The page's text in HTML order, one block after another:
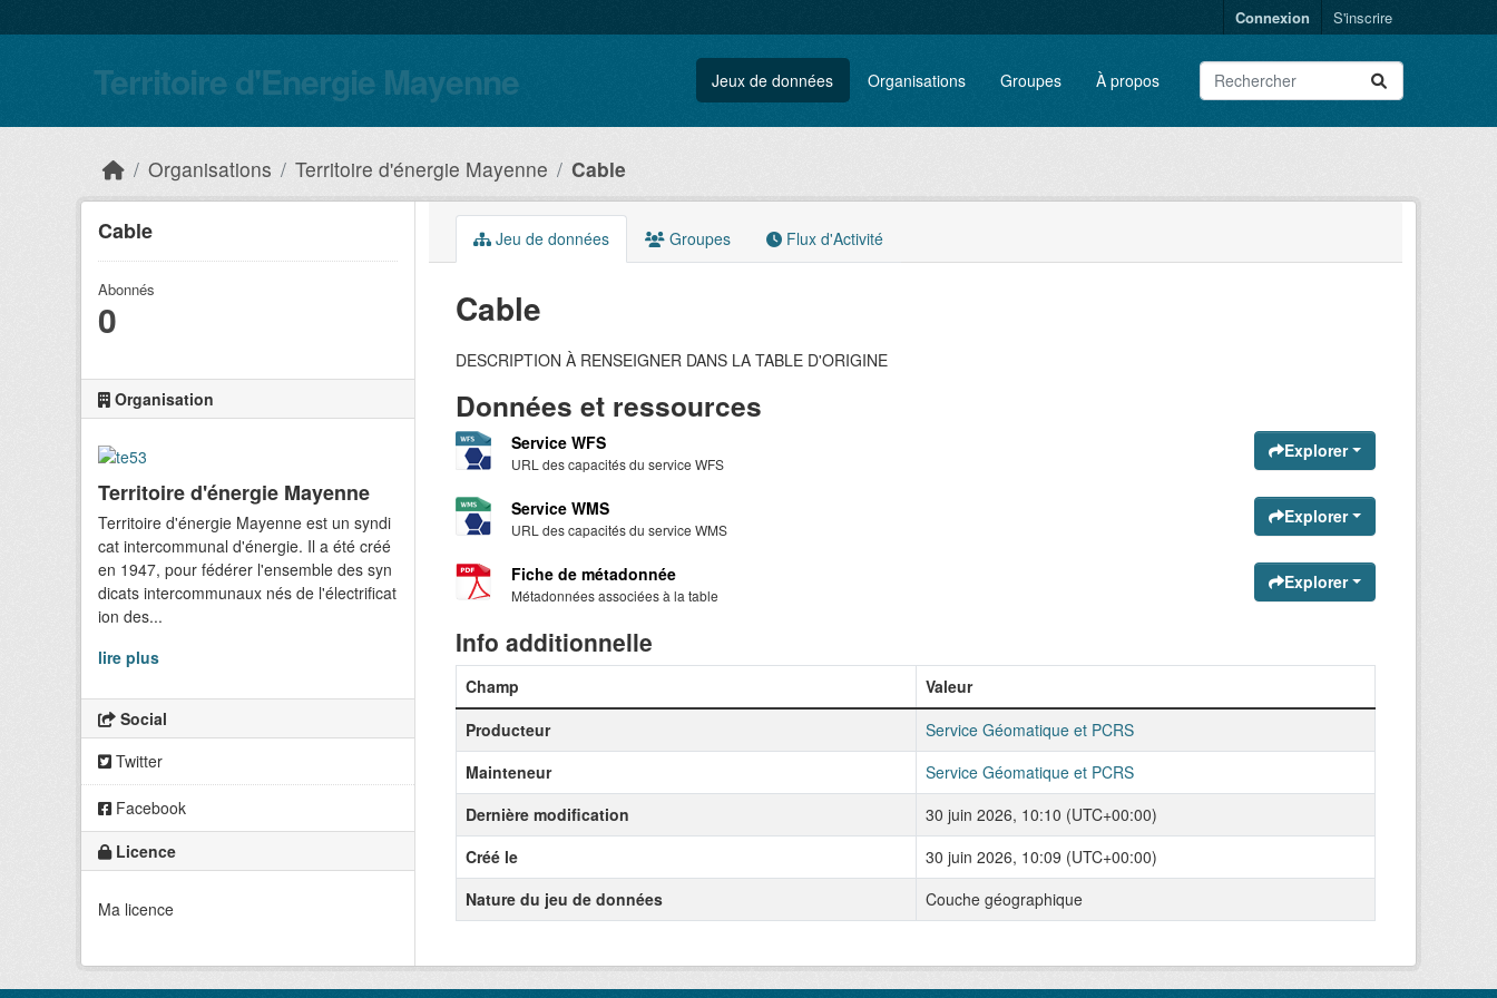
Connexion S'inscrire
Territoire d'Energie Mayenne Jeux de données Organisations Groupes À propos
Organisations Territoire d'énergie Mayenne Cable
Cable
Abonnés
0
Organisation
Territoire d'énergie Mayenne
Territoire d'énergie Mayenne est un syndi
cat intercommunal d'énergie. Il a été créé
en 1947, pour fédérer l'ensemble des syn
dicats intercommunaux nés de l'électrificat
ion des...
lire plus
Social
Twitter
Facebook
Licence
Ma licence
Jeu de données Groupes Flux d'Activité
Cable
DESCRIPTION À RENSEIGNER DANS LA TABLE D'ORIGINE
Données et ressources
Service WFS
URL des capacités du service WFS
Explorer
Service WMS
URL des capacités du service WMS
Explorer
Fiche de métadonnée
Métadonnées associées à la table
Explorer
Info additionnelle
Champ
Valeur
Producteur
Service Géomatique et PCRS
Mainteneur
Service Géomatique et PCRS
Dernière modification
30 juin 2026, 10:10 (UTC+00:00)
Créé le
30 juin 2026, 10:09 (UTC+00:00)
Nature du jeu de données
Couche géographique